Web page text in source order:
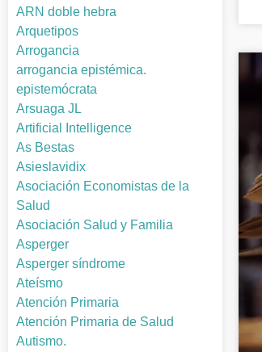
ARN doble hebra
Arquetipos
Arrogancia
arrogancia epistémica.
epistemócrata
Arsuaga JL
Artificial Intelligence
As Bestas
Asieslavidix
Asociación Economistas de la
Salud
Asociación Salud y Familia
Asperger
Asperger síndrome
Ateísmo
Atención Primaria
Atención Primaria de Salud
Autismo.